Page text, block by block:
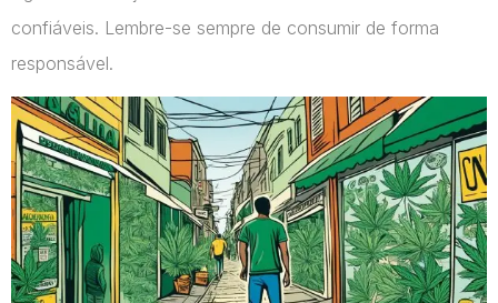
confiáveis. Lembre-se sempre de consumir de forma
responsável.